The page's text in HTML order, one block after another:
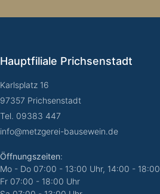
Hauptfiliale Prichsenstadt
Karlsplatz 16
97357 Prichsenstadt
Tel. 09383 447
info@metzgerei-bausewein.de
Öffnungszeiten:
Mo - Do 07:00 - 13:00 Uhr, 14:00 -
Fr 07:00 - 18:00 Uhr